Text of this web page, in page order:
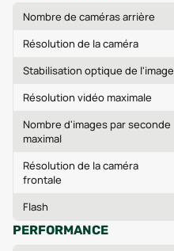
Nombre de caméras arrière
Résolution de la caméra
Stabilisation optique de l'image
Résolution vidéo maximale
Nombre d'images par seconde
maximal
Résolution de la caméra
frontale
Flash
PERFORMANCE